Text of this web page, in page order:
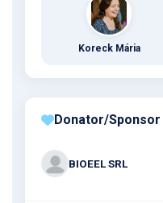
Koreck Mária
Donator/Sponsor
BIOEEL SRL